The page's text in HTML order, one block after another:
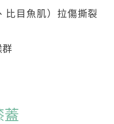
比目魚肌）拉傷撕裂
群
蓋